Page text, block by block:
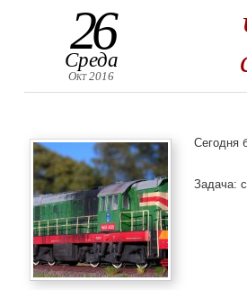
26
Среда
Окт 2016
Сегодня
Задача: